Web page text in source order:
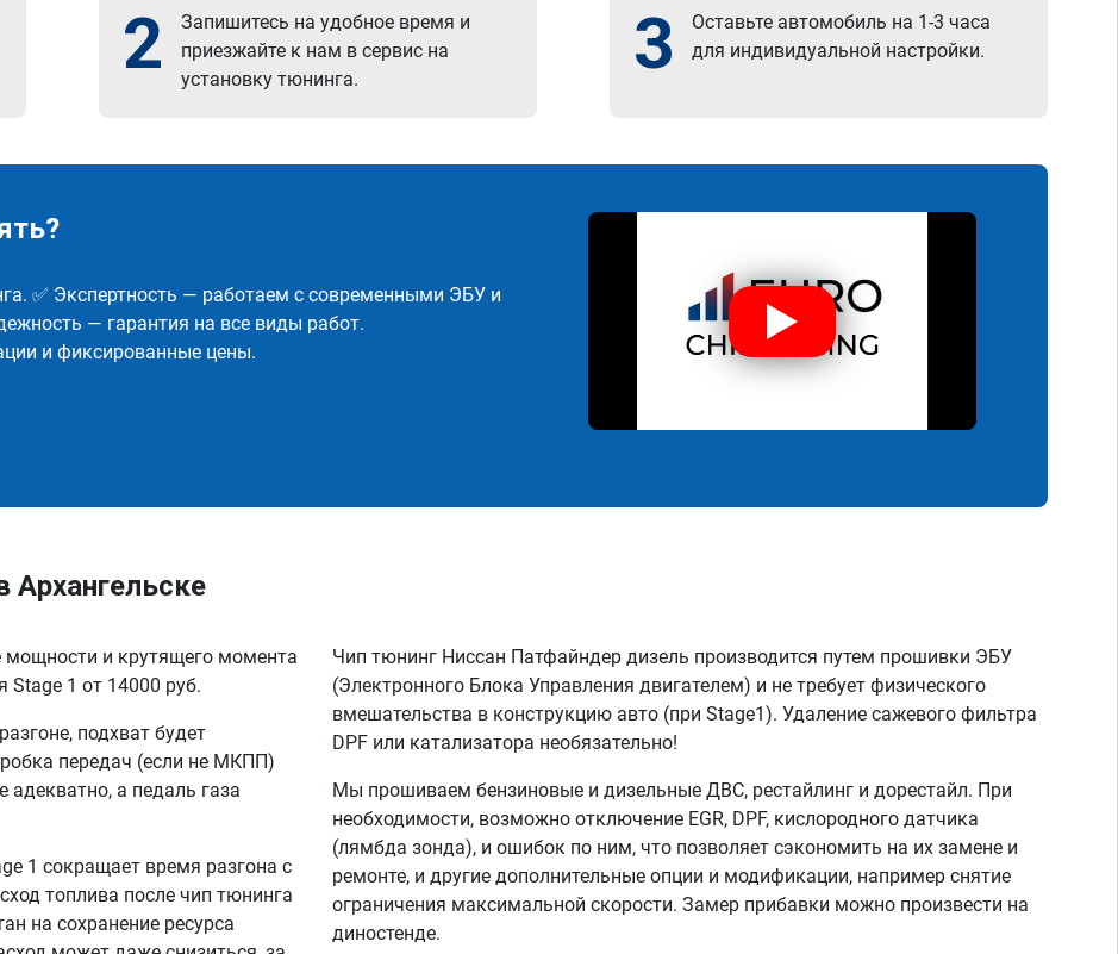
2
Запишитесь на удобное время и
приезжайте к нам в сервис на
установку тюнинга.
3
Оставьте автомобиль на 1-3 часа
для индивидуальной настройки.
✅ Экспертность — работаем с современными ЭБУ и
— гарантия на все виды работ.
и фиксированные цены.
Архангельске
мощности и крутящего момента
1 от 14000 руб.
подхват будет
передач (если не МКПП)
адекватно, а педаль газа
1 сокращает время разгона с
топлива после чип тюнинга
на сохранение ресурса
Чип тюнинг Ниссан Патфайндер дизель производится путем прошивки ЭБУ
(Электронного Блока Управления двигателем) и не требует физического
вмешательства в конструкцию авто (при Stage1). Удаление сажевого фильтра
DPF или катализатора необязательно!
Мы прошиваем бензиновые и дизельные ДВС, рестайлинг и дорестайл. При
необходимости, возможно отключение EGR, DPF, кислородного датчика
(лямбда зонда), и ошибок по ним, что позволяет сэкономить на их замене и
ремонте, и другие дополнительные опции и модификации, например снятие
ограничения максимальной скорости. Замер прибавки можно произвести на
диностенде.